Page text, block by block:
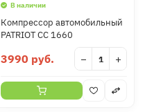
В наличии
Компрессор автомобильный
PATRIOT CC 1660
3990 руб. − +